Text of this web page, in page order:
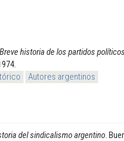
Breve historia de los partidos
Autores argentinos
del sindicalismo argentino .